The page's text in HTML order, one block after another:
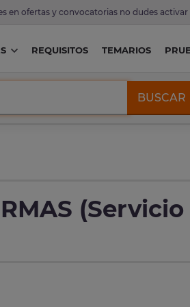
en ofertas y convocatorias no dudes activar
REQUISITOS TEMARIOS
BUSCAR
(Servicio